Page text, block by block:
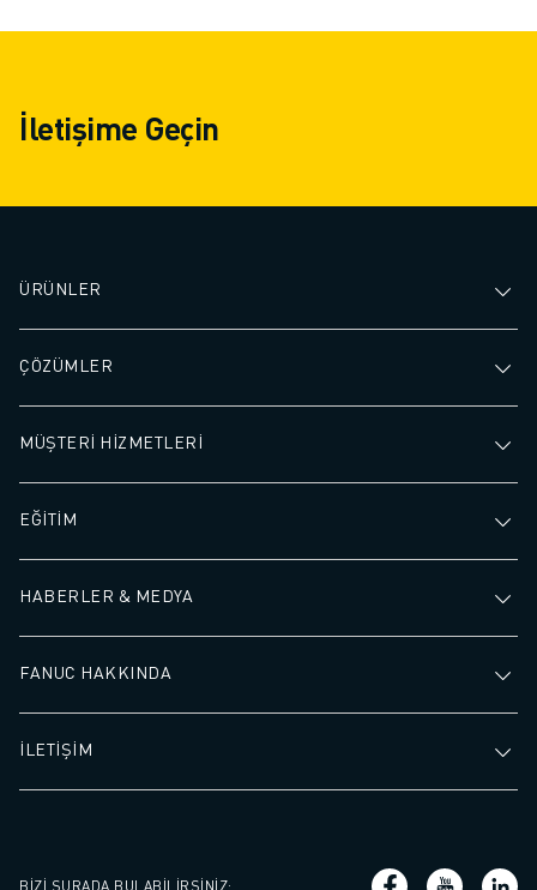
İletişime Geçin
ÜRÜNLER
ÇÖZÜMLER
MÜŞTERİ HİZMETLERİ
EĞİTİM
HABERLER & MEDYA
FANUC HAKKINDA
İLETİŞİM
BIZI ŞURADA BULABILIRSINIZ: